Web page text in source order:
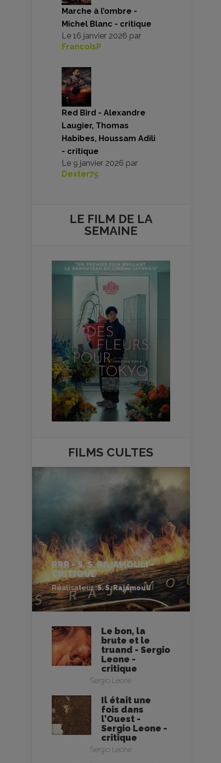
Marche à l’ombre -
Michel Blanc - critique
Le 16 janvier 2026 par
FrancoisP
Red Bird - Alexandre
Laugier, Thomas
Habibes, Houssam Adili
- critique
Le 9 janvier 2026 par
Dexter75
LE FILM DE LA
SEMAINE
FILMS CULTES
RRR - S. S. RAJAMOULI -
CRITIQUE
Réalisateur :S. S. Rajamouli
Le bon, la
brute et le
truand - Sergio
Leone -
critique
Sergio Leone
Il était une
fois dans
l’Ouest -
Sergio Leone -
critique
Sergio Leone